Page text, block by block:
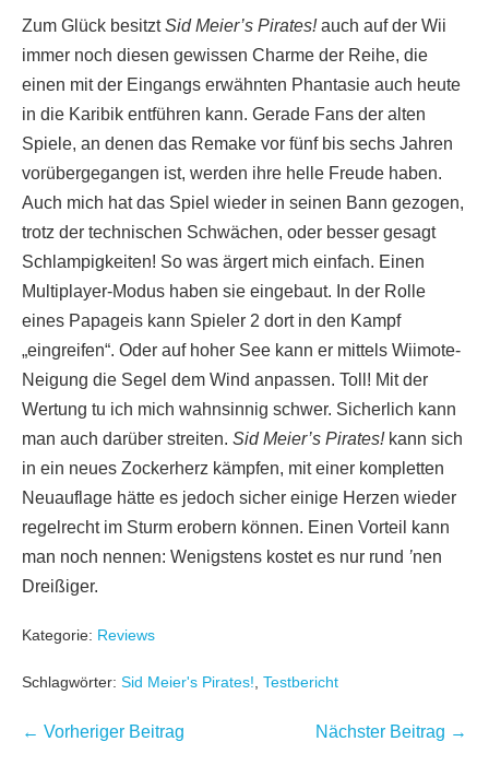
Zum Glück besitztSid Meier’s Pirates!auch auf der Wii
immer noch diesen gewissen Charme der Reihe, die
einen mit der Eingangs erwähnten Phantasie auch heute
in die Karibik entführen kann. Gerade Fans der alten
Spiele, an denen das Remake vor fünf bis sechs Jahren
vorübergegangen ist, werden ihre helle Freude haben.
Auch mich hat das Spiel wieder in seinen Bann gezogen,
trotz der technischen Schwächen, oder besser gesagt
Schlampigkeiten! So was ärgert mich einfach. Einen
Multiplayer-Modus haben sie eingebaut. In der Rolle
eines Papageis kann Spieler 2 dort in den Kampf
„eingreifen“. Oder auf hoher See kann er mittels Wiimote-
Neigung die Segel dem Wind anpassen. Toll! Mit der
Wertung tu ich mich wahnsinnig schwer. Sicherlich kann
man auch darüber streiten. Sid Meier’s Pirates!kann sich
in ein neues Zockerherz kämpfen, mit einer kompletten
Neuauflage hätte es jedoch sicher einige Herzen wieder
regelrecht im Sturm erobern können. Einen Vorteil kann
man noch nennen: Wenigstens kostet es nur rund ’nen
Dreißiger.
Kategorie: Reviews
Schlagwörter: Sid Meier's Pirates! Testbericht
Beitragsnavigation
← Vorheriger Beitrag Nächster Beitrag →